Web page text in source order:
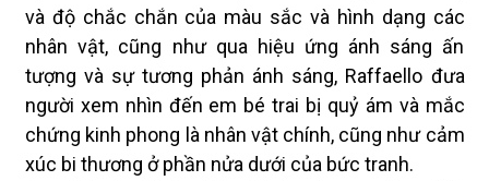
và độ chắc chắn của màu sắc và hình dạng các
nhân vật, cũng như qua hiệu ứng ánh sáng ấn
tượng và sự tương phản ánh sáng, Raffaello đưa
người xem nhìn đến em bé trai bị quỷ ám và mắc
chứng kinh phong là nhân vật chính, cũng như cảm
xúc bi thương ở phần nửa dưới của bức tranh.